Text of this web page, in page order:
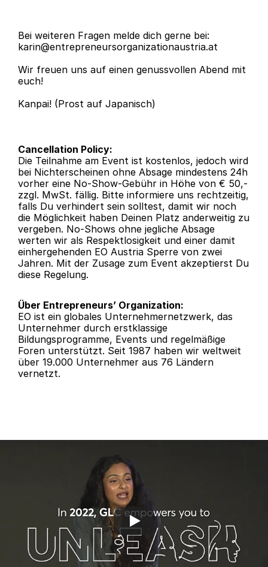
Bei weiteren Fragen melde dich gerne bei:
karin@entrepreneursorganizationaustria.at
Wir freuen uns auf einen genussvollen Abend mit
euch!
Kanpai! (Prost auf Japanisch)
Cancellation Policy:
Die Teilnahme am Event ist kostenlos, jedoch wird
bei Nichterscheinen ohne Absage mindestens 24h
vorher eine No-Show-Gebühr in Höhe von € 50,-
zzgl. MwSt. fällig. Bitte informiere uns rechtzeitig,
falls Du verhindert sein solltest, damit wir noch
die Möglichkeit haben Deinen Platz anderweitig zu
vergeben. No-Shows ohne jegliche Absage
werten wir als Respektlosigkeit und einer damit
einhergehenden EO Austria Sperre von zwei
Jahren. Mit der Zusage zum Event akzeptierst Du
diese Regelung.
Über Entrepreneurs’ Organization:
EO ist ein globales Unternehmernetzwerk, das
Unternehmer durch erstklassige
Bildungsprogramme, Events und regelmäßige
Foren unterstützt. Seit 1987 haben wir weltweit
über 19.000 Unternehmer aus 76 Ländern
vernetzt.